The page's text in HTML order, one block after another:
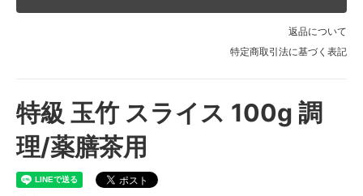
返品について
特定商取引法に基づく表記
特級 玉竹 スライス 100g 調
理/薬膳茶用